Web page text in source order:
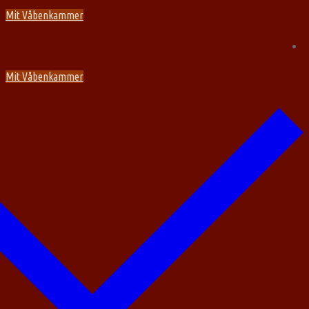
Spring
Menu
Luk
Mit Våbenkammer
Mit Våbenkammer